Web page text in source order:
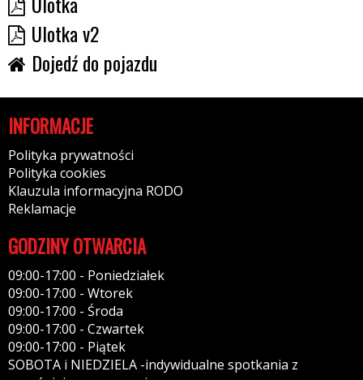
Ulotka v2
Dojedź do pojazdu
INFORMACJE
Polityka prywatności
Polityka cookies
Klauzula informacyjna RODO
Reklamacje
GODZINY OTWARCIA
09:00-17:00 - Poniedziałek
09:00-17:00 - Wtorek
09:00-17:00 - Środa
09:00-17:00 - Czwartek
09:00-17:00 - Piątek
SOBOTA i NIEDZIELA -indywidualne spotkania z